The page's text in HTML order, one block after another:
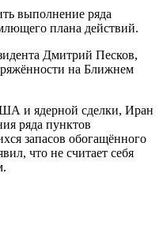
выполнение ряда
плана действий.
Дмитрий Песков,
на Ближнем
и ядерной сделки, Иран
ряда пунктов
запасов обогащённого
что не считает себя